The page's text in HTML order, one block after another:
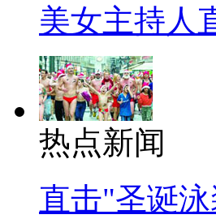
美女主持人
热点新闻
直击"圣诞